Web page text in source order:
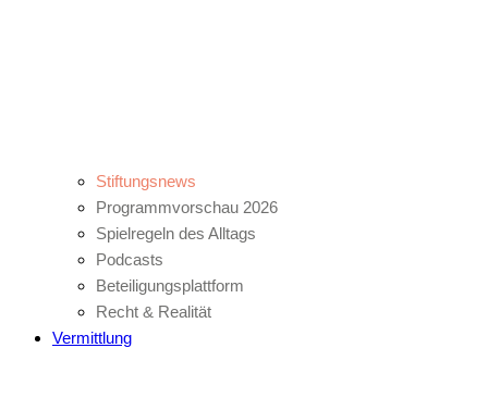
Stiftungsnews
Programmvorschau 2026
Spielregeln des Alltags
Podcasts
Beteiligungsplattform
Recht & Realität
Vermittlung